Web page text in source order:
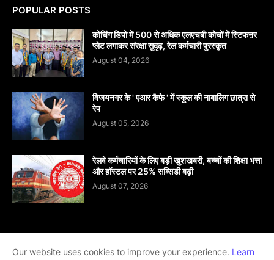
POPULAR POSTS
कोचिंग डिपो में 500 से अधिक एलएचबी कोचों में स्टिफऩर
प्लेट लगाकर संरक्षा सुदृढ़, रेल कर्मचारी पुरस्कृत
August 04, 2026
विजयनगर के ' एआर कैफे ' में स्कूल की नाबालिग छात्रा से
रेप
August 05, 2026
रेलवे कर्मचारियों के लिए बड़ी खुशखबरी, बच्चों की शिक्षा भत्ता
और हॉस्टल पर 25% सब्सिडी बढ़ी
August 07, 2026
Home About contact-us Disclaimer
Our website uses cookies to improve your experience. Learn